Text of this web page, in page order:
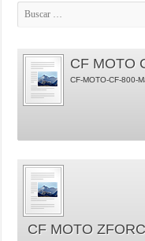
Buscar:
CF MOTO
CF-MOTO-CF-800-
CF MOTO